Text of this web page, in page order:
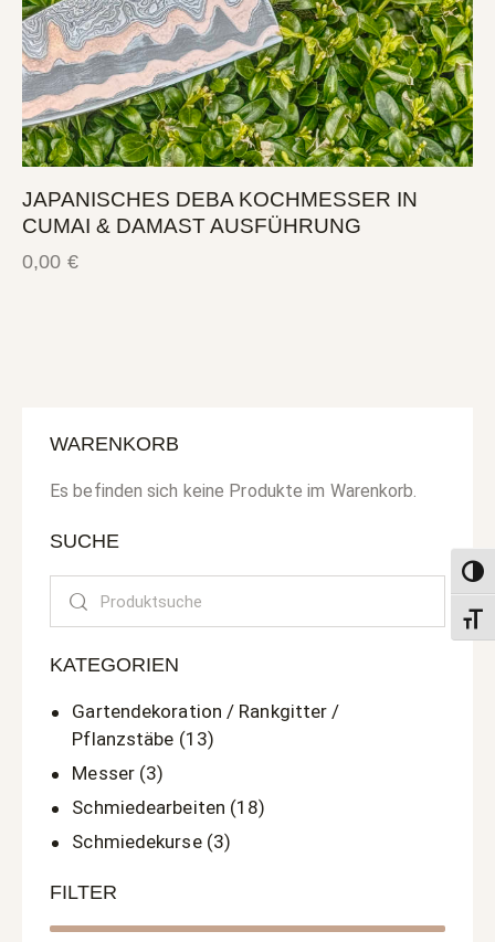
JAPANISCHES DEBA KOCHMESSER IN
CUMAI & DAMAST AUSFÜHRUNG
0,00 €
WARENKORB
Es befinden sich keine Produkte im Warenkorb.
SUCHE
KATEGORIEN
Gartendekoration / Rankgitter /
Pflanzstäbe (13)
Messer (3)
Schmiedearbeiten (18)
Schmiedekurse (3)
FILTER